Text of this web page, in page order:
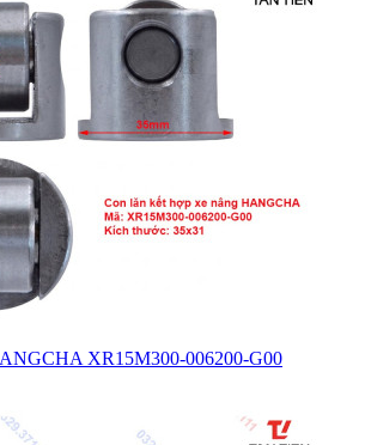
XR15M300-006200-G00